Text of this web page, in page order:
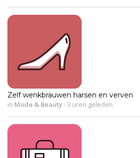
Zelf wenkbrauwen harsen en verven
in Mode & Beauty- 3 uren geleden